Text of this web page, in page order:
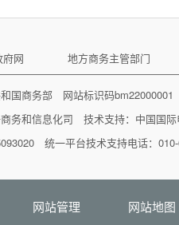
府网 地方商务主管部门
和国商务部 网站标识码
务和信息化司 技术支持： 中国国
统一平台技术支持电话：
网站管理 网站地图